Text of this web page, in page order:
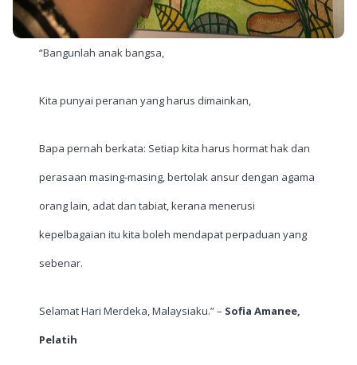
“Bangunlah anak bangsa,
Kita punyai peranan yang harus dimainkan,
Bapa pernah berkata: Setiap kita harus hormat hak dan
perasaan masing-masing, bertolak ansur dengan agama
orang lain, adat dan tabiat, kerana menerusi
kepelbagaian itu kita boleh mendapat perpaduan yang
sebenar.
Selamat Hari Merdeka, Malaysiaku.” – Sofia Amanee,
Pelatih